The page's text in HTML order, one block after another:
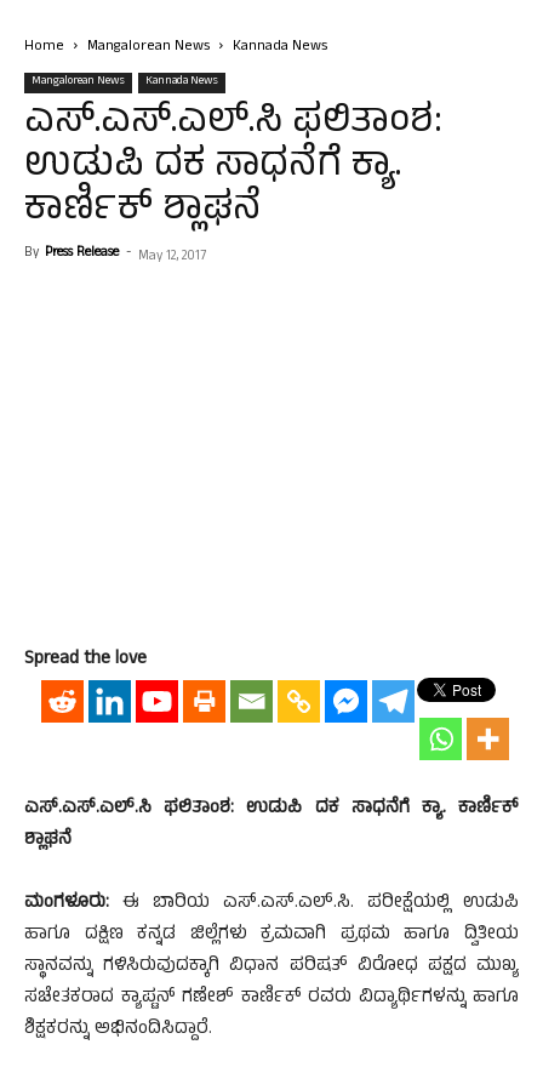
Home Mangalorean News Kannada News
Mangalorean News Kannada News
ಎಸ್.ಎಸ್.ಎಲ್.ಸಿ ಫಲಿತಾಂಶ:
ಉಡುಪಿ ದಕ ಸಾಧನೆಗೆ ಕ್ಯಾ.
ಕಾರ್ಣಿಕ್ ಶ್ಲಾಘನೆ
By Press Release - May 12, 2017
Spread the love
ಎಸ್.ಎಸ್.ಎಲ್.ಸಿ ಫಲಿತಾಂಶ: ಉಡುಪಿ ದಕ ಸಾಧನೆಗೆ ಕ್ಯಾ. ಕಾರ್ಣಿಕ್
ಶ್ಲಾಘನೆ
ಮಂಗಳೂರು: ಈ ಬಾರಿಯ ಎಸ್.ಎಸ್.ಎಲ್.ಸಿ. ಪರೀಕ್ಷೆಯಲ್ಲಿ ಉಡುಪಿ
ಹಾಗೂ ದಕ್ಷಿಣ ಕನ್ನಡ ಜಿಲ್ಲೆಗಳು ಕ್ರಮವಾಗಿ ಪ್ರಥಮ ಹಾಗೂ ದ್ವಿತೀಯ
ಸ್ಥಾನವನ್ನು ಗಳಿಸಿರುವುದಕ್ಕಾಗಿ ವಿಧಾನ ಪರಿಷತ್ ವಿರೋಧ ಪಕ್ಷದ ಮುಖ್ಯ
ಸಚೇತಕರಾದ ಕ್ಯಾಪ್ಟನ್ ಗಣೇಶ್ ಕಾರ್ಣಿಕ್ ರವರು ವಿದ್ಯಾರ್ಥಿಗಳನ್ನು ಹಾಗೂ
ಶಿಕ್ಷಕರನ್ನು ಅಭಿನಂದಿಸಿದ್ದಾರೆ.